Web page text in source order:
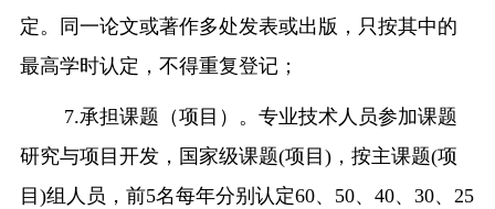
定。同一论文或著作多处发表或出版，只按其中的
最高学时认定，不得重复登记；
7.承担课题（项目）。专业技术人员参加课题
研究与项目开发，国家级课题(项目 )，按主课题(项
目 )组人员，前5名每年分别认定60、 50、 40、 30、 25